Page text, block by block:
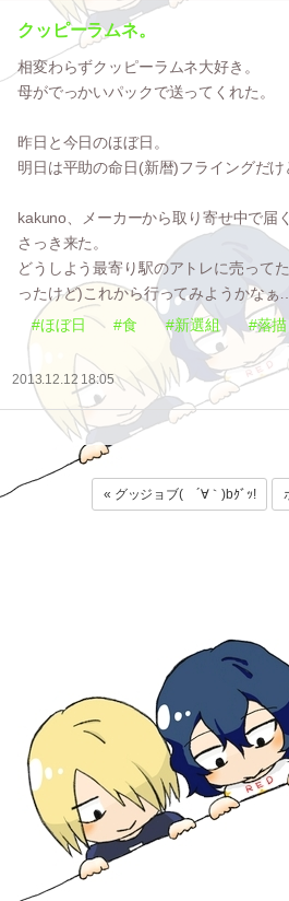
クッピーラムネ。
相変わらずクッピーラムネ大好き。
母がでっかいパックで送ってくれた。
昨日と今日のほぼ日。
明日は平助の命日(新暦)フライングだけ
kakuno、メーカーから取り寄せ中で届
さっき来た。
どうしよう最寄り駅のアトレに売って
ったけど)これから行ってみようかなぁ
#ほぼ日
#食 #新選組 #落描
2013.12.12 18:05
« グッジョブ( ´∀｀)bｸﾞｯ!